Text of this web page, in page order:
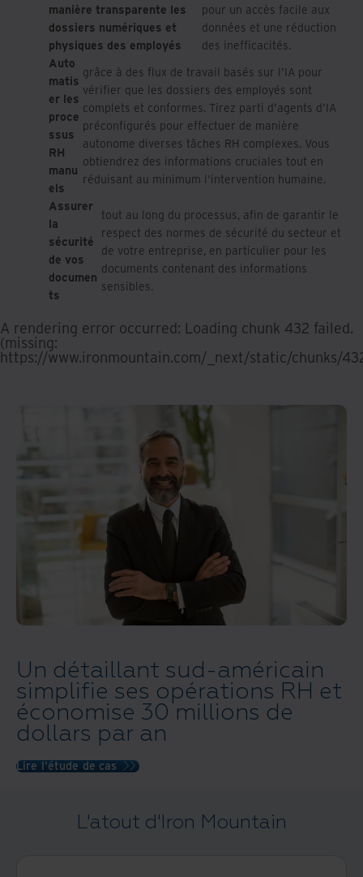
manière transparente les
dossiers numériques et
physiques des employés
pour un accès facile aux
données et une réduction
des inefficacités.
Auto
matis
er les
proce
ssus
RH
manu
els
grâce à des flux de travail basés sur l'IA pour
vérifier que les dossiers des employés sont
complets et conformes. Tirez parti d'agents d'IA
préconfigurés pour effectuer de manière
autonome diverses tâches RH complexes. Vous
obtiendrez des informations cruciales tout en
réduisant au minimum l'intervention humaine.
Assurer
la
sécurité
de vos
documen
ts
tout au long du processus, afin de garantir le
respect des normes de sécurité du secteur et
de votre entreprise, en particulier pour les
documents contenant des informations
sensibles.
A rendering error occurred: Loading chunk 432 failed.
(missing:
https://www.ironmountain.com/_next/static/chunks/
Un détaillant sud-américain
simplifie ses opérations RH et
économise 30 millions de
dollars par an
Lire l'étude de cas
L'atout d'Iron Mountain